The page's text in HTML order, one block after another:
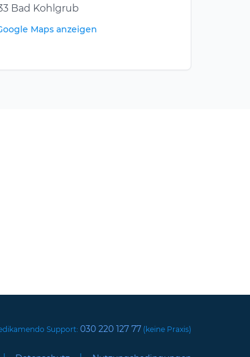
Bad Kohlgrub
Maps anzeigen
Support: 030 220 127 77 (keine Praxis)